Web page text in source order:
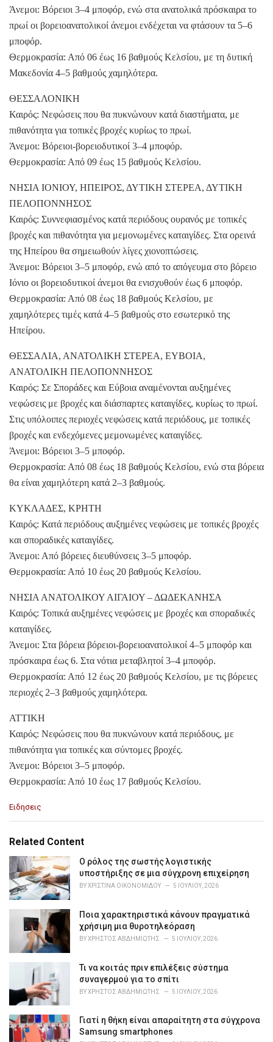
Άνεμοι: Βόρειοι 3–4 μποφόρ, ενώ στα ανατολικά πρόσκαιρα το
πρωί οι βορειοανατολικοί άνεμοι ενδέχεται να φτάσουν τα 5–6
μποφόρ.
Θερμοκρασία: Από 06 έως 16 βαθμούς Κελσίου, με τη δυτική
Μακεδονία 4–5 βαθμούς χαμηλότερα.
ΘΕΣΣΑΛΟΝΙΚΗ
Καιρός: Νεφώσεις που θα πυκνώνουν κατά διαστήματα, με
πιθανότητα για τοπικές βροχές κυρίως το πρωί.
Άνεμοι: Βόρειοι-βορειοδυτικοί 3–4 μποφόρ.
Θερμοκρασία: Από 09 έως 15 βαθμούς Κελσίου.
ΝΗΣΙΑ ΙΟΝΙΟΥ, ΗΠΕΙΡΟΣ, ΔΥΤΙΚΗ ΣΤΕΡΕΑ, ΔΥΤΙΚΗ
ΠΕΛΟΠΟΝΝΗΣΟΣ
Καιρός: Συννεφιασμένος κατά περιόδους ουρανός με τοπικές
βροχές και πιθανότητα για μεμονωμένες καταιγίδες. Στα ορεινά
της Ηπείρου θα σημειωθούν λίγες χιονοπτώσεις.
Άνεμοι: Βόρειοι 3–5 μποφόρ, ενώ από το απόγευμα στο βόρειο
Ιόνιο οι βορειοδυτικοί άνεμοι θα ενισχυθούν έως 6 μποφόρ.
Θερμοκρασία: Από 08 έως 18 βαθμούς Κελσίου, με
χαμηλότερες τιμές κατά 4–5 βαθμούς στο εσωτερικό της
Ηπείρου.
ΘΕΣΣΑΛΙΑ, ΑΝΑΤΟΛΙΚΗ ΣΤΕΡΕΑ, ΕΥΒΟΙΑ,
ΑΝΑΤΟΛΙΚΗ ΠΕΛΟΠΟΝΝΗΣΟΣ
Καιρός: Σε Σποράδες και Εύβοια αναμένονται αυξημένες
νεφώσεις με βροχές και διάσπαρτες καταιγίδες, κυρίως το πρωί.
Στις υπόλοιπες περιοχές νεφώσεις κατά περιόδους, με τοπικές
βροχές και ενδεχόμενες μεμονωμένες καταιγίδες.
Άνεμοι: Βόρειοι 3–5 μποφόρ.
Θερμοκρασία: Από 08 έως 18 βαθμούς Κελσίου, ενώ στα βόρεια
θα είναι χαμηλότερη κατά 2–3 βαθμούς.
ΚΥΚΛΑΔΕΣ, ΚΡΗΤΗ
Καιρός: Κατά περιόδους αυξημένες νεφώσεις με τοπικές βροχές
και σποραδικές καταιγίδες.
Άνεμοι: Από βόρειες διευθύνσεις 3–5 μποφόρ.
Θερμοκρασία: Από 10 έως 20 βαθμούς Κελσίου.
ΝΗΣΙΑ ΑΝΑΤΟΛΙΚΟΥ ΑΙΓΑΙΟΥ – ΔΩΔΕΚΑΝΗΣΑ
Καιρός: Τοπικά αυξημένες νεφώσεις με βροχές και σποραδικές
καταιγίδες.
Άνεμοι: Στα βόρεια βόρειοι-βορειοανατολικοί 4–5 μποφόρ και
πρόσκαιρα έως 6. Στα νότια μεταβλητοί 3–4 μποφόρ.
Θερμοκρασία: Από 12 έως 20 βαθμούς Κελσίου, με τις βόρειες
περιοχές 2–3 βαθμούς χαμηλότερα.
ΑΤΤΙΚΗ
Καιρός: Νεφώσεις που θα πυκνώνουν κατά περιόδους, με
πιθανότητα για τοπικές και σύντομες βροχές.
Άνεμοι: Βόρειοι 3–5 μποφόρ.
Θερμοκρασία: Από 10 έως 17 βαθμούς Κελσίου.
C
e
o
r
e
Ειδησεις
Related Content
Ο ρόλος της σωστής λογιστικής
υποστήριξης σε μια σύγχρονη επιχείρηση
BYΧΡΙΣΤΊΝΑ ΟΙΚΟΝΟΜΊΔΟΥ 5 ΙΟΥΛΊΟΥ, 2026
Ποια χαρακτηριστικά κάνουν πραγματικά
χρήσιμη μια θυροτηλεόραση
BYΧΡΉΣΤΟΣ ΑΒΔΗΜΙΏΤΗΣ 5 ΙΟΥΛΊΟΥ, 2026
Τι να κοιτάς πριν επιλέξεις σύστημα
συναγερμού για το σπίτι
BYΧΡΉΣΤΟΣ ΑΒΔΗΜΙΏΤΗΣ 5 ΙΟΥΛΊΟΥ, 2026
Γιατί η θήκη είναι απαραίτητη στα σύγχρονα
Samsung smartphones